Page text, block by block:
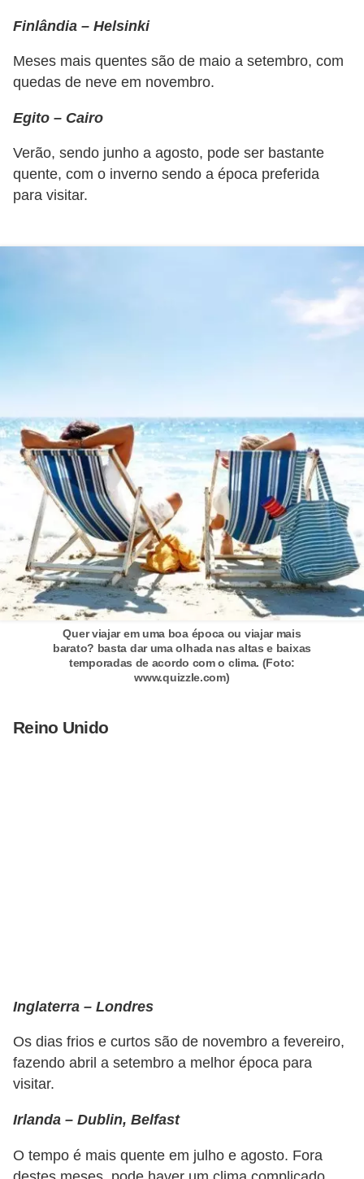
Finlândia – Helsinki
Meses mais quentes são de maio a setembro, com
quedas de neve em novembro.
Egito – Cairo
Verão, sendo junho a agosto, pode ser bastante
quente, com o inverno sendo a época preferida
para visitar.
Quer viajar em uma boa época ou viajar mais
barato? basta dar uma olhada nas altas e baixas
temporadas de acordo com o clima. (Foto:
www.quizzle.com)
Reino Unido
Inglaterra – Londres
Os dias frios e curtos são de novembro a fevereiro,
fazendo abril a setembro a melhor época para
visitar.
Irlanda – Dublin, Belfast
O tempo é mais quente em julho e agosto. Fora